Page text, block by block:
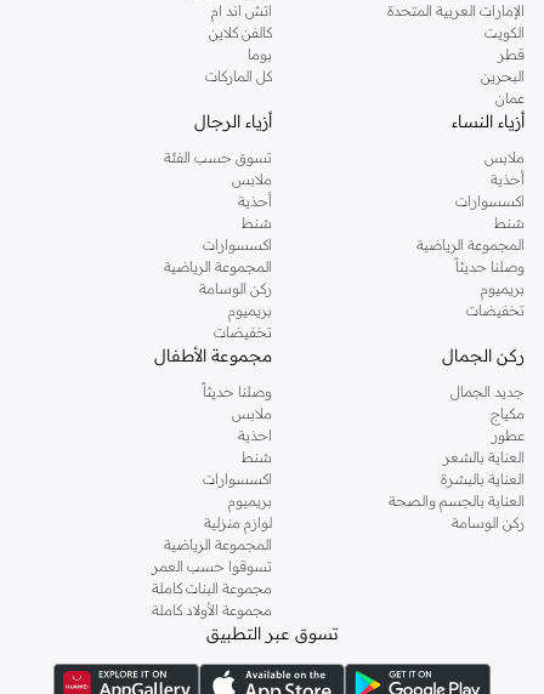
الإمارات العربية المتحدة
الكويت
قطر
البحرين
عمان
اتش اند ام
كالفن كلاين
بوما
كل الماركات
أزياء النساء
ملابس
أحذية
اكسسوارات
شنط
المجموعة الرياضية
وصلنا حديثاً
بريميوم
تخفيضات
أزياء الرجال
تسوق حسب الفئة
ملابس
أحذية
شنط
اكسسوارات
المجموعة الرياضية
ركن الوسامة
بريميوم
تخفيضات
ركن الجمال
جديد الجمال
مكياج
عطور
العناية بالشعر
العناية بالبشرة
العناية بالجسم والصحة
ركن الوسامة
مجموعة الأطفال
وصلنا حديثاً
ملابس
احذية
شنط
اكسسوارات
بريميوم
لوازم منزلية
المجموعة الرياضية
تسوقوا حسب العمر
مجموعة البنات كاملة
مجموعة الأولاد كاملة
تسوق عبر التطبيق